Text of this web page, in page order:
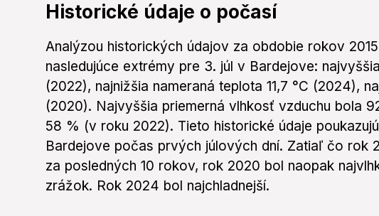
Historické údaje o počasí
Analýzou historických údajov za obdobie rokov
nasledujúce extrémy pre 3. júl v Bardejove:
(2022), najnižšia nameraná teplota 11,7 °C (2024),
(2020). Najvyššia priemerná vlhkosť vzduchu bola
58 % (v roku 2022). Tieto historické údaje
Bardejove počas prvých júlových dní. Zatiaľ čo rok
za posledných 10 rokov, rok 2020 bol naopak
zrážok. Rok 2024 bol najchladnejší.